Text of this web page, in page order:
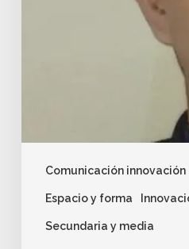
Comunicación innovación
Espacio y forma
Secundaria y media